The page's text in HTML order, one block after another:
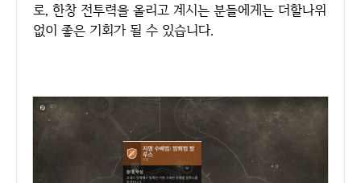
로, 한창 전투력을 올리고 계시는 분들에게는 더할나위
없이 좋은 기회가 될 수 있습니다.